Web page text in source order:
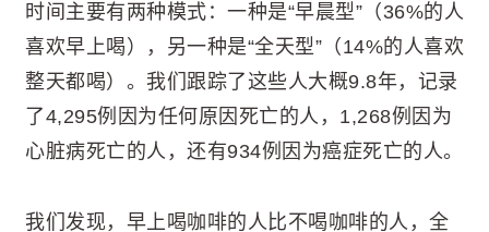
时间主要有两种模式：一种是“早晨型”（36%的人
喜欢早上喝），另一种是“全天型”（14%的人喜欢
整天都喝）。我们跟踪了这些人大概9.8年，记录
了4,295例因为任何原因死亡的人，1,268例因为
心脏病死亡的人，还有934例因为癌症死亡的人。
我们发现，早上喝咖啡的人比不喝咖啡的人，全